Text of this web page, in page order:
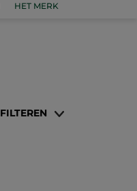
HET MERK
FILTEREN